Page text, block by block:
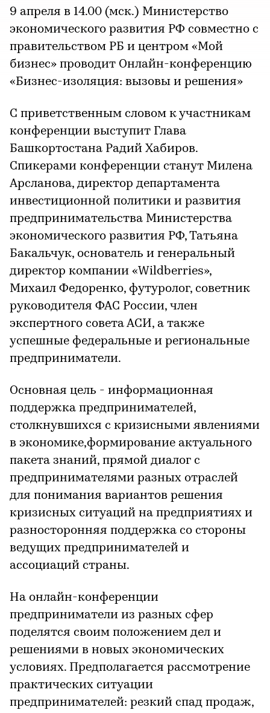
9 апреля в 14.00 (мск.) Министерство
экономического развития РФ совместно с
правительством РБ и центром «Мой
бизнес» проводит Онлайн-конференцию
«Бизнес-изоляция: вызовы и решения»
С приветственным словом к участникам
конференции выступит Глава
Башкортостана Радий Хабиров.
Спикерами конференции станут Милена
Арсланова, директор департамента
инвестиционной политики и развития
предпринимательства Министерства
экономического развития РФ, Татьяна
Бакальчук, основатель и генеральный
директор компании «Wildberries»,
Михаил Федоренко, футуролог, советник
руководителя ФАС России, член
экспертного совета АСИ, а также
успешные федеральные и региональные
предприниматели.
Основная цель - информационная
поддержка предпринимателей,
столкнувшихся с кризисными явлениями
в экономике,формирование актуального
пакета знаний, прямой диалог с
предпринимателями разных отраслей
для понимания вариантов решения
кризисных ситуаций на предприятиях и
разносторонняя поддержка со стороны
ведущих предпринимателей и
ассоциаций страны.
На онлайн-конференции
предприниматели из разных сфер
поделятся своим положением дел и
решениями в новых экономических
условиях. Предполагается рассмотрение
практических ситуации
предпринимателей: резкий спад продаж,